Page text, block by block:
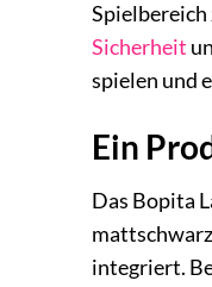
Spielbereich
Sicherheit
spielen und
Ein
Das Bopita
integriert.